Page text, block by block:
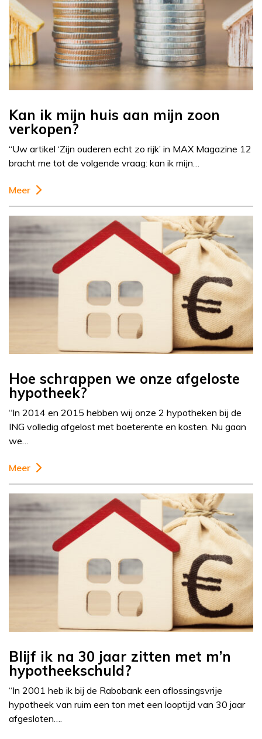
Kan ik mijn huis aan mijn zoon
verkopen?
“Uw artikel ‘Zijn ouderen echt zo rijk’ in MAX Magazine 12
bracht me tot de volgende vraag: kan ik mijn…
Meer
Hoe schrappen we onze afgeloste
hypotheek?
“In 2014 en 2015 hebben wij onze 2 hypotheken bij de
ING volledig afgelost met boeterente en kosten. Nu gaan
we…
Meer
Blijf ik na 30 jaar zitten met m’n
hypotheekschuld?
“In 2001 heb ik bij de Rabobank een aflossingsvrije
hypotheek van ruim een ton met een looptijd van 30 jaar
afgesloten….